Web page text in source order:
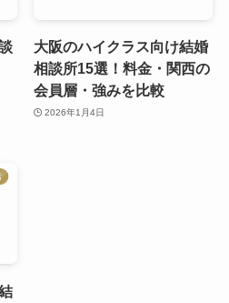
大阪のハイクラス向け結婚
相談所15選！料金・関西の
会員層・強みを比較
2026年1月4日